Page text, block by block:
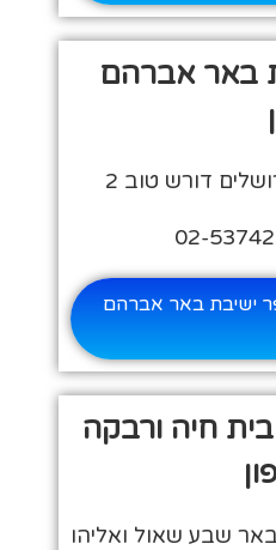
באר אברהם
דורש טוב 2
ישיבת באר אברהם
חיה ורבקה
שבע שאול ואליהו